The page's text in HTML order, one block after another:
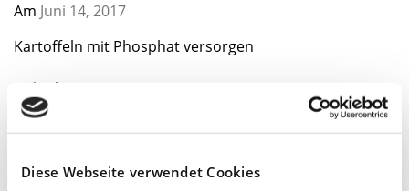
Diese Webseite verwendet Cookies
Am Juni 14, 2017
Kartoffeln mit Phosphat versorgen
Weiterlesen
Stichworte: Kartoffeln
Das Knollenwachstum fördern: Kartoffeln